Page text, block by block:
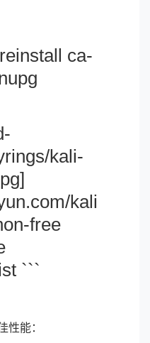
ca-
kali-
kali
free
```
能：